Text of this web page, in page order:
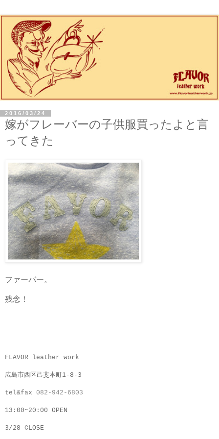
2016/03/24
嫁がフレーバーの子供服買ったよと言
ってきた
ファーバー。
残念！
FLAVOR leather work
広島市西区己斐本町1-8-3
tel&fax 082-942-6803
13:00~20:00 OPEN
3/28 CLOSE